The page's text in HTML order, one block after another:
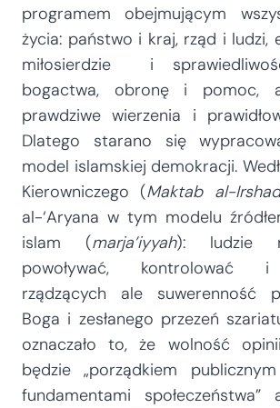
programem obejmującym
życia: państwo i kraj, rząd i ludzi,
miłosierdzie i
bogactwa, obronę i pomoc,
prawdziwe wierzenia i
Dlatego starano się
model islamskiej demokracji.
Kierowniczego (Maktab al-Irshad
al-‘Aryana w tym modelu
islam (marja’iyyah): ludzie
powoływać, kontrolować i
rządzących ale suwerenność
Boga i zesłanego przezeń
oznaczało to, że wolność
będzie „porządkiem
fundamentami